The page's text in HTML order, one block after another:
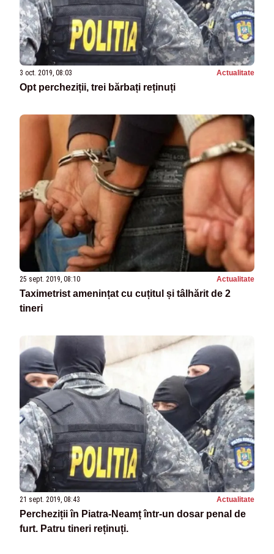
3 oct. 2019, 08:03 Actualitate
Opt percheziții, trei bărbați reținuți
25 sept. 2019, 08:10 Actualitate
Taximetrist amenințat cu cuțitul și tâlhărit de 2
tineri
21 sept. 2019, 08:43 Actualitate
Percheziții în Piatra-Neamț într-un dosar penal de
furt. Patru tineri reținuți.